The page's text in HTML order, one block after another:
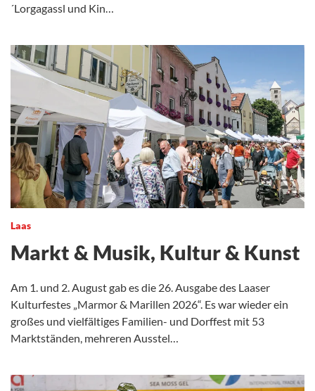
´Lorgagassl und Kin…
Laas
Markt & Musik, Kultur & Kunst
Am 1. und 2. August gab es die 26. Ausgabe des Laaser
Kulturfestes „Marmor & Marillen 2026“. Es war wieder ein
großes und vielfältiges Familien- und Dorffest mit 53
Marktständen, mehreren Ausstel…